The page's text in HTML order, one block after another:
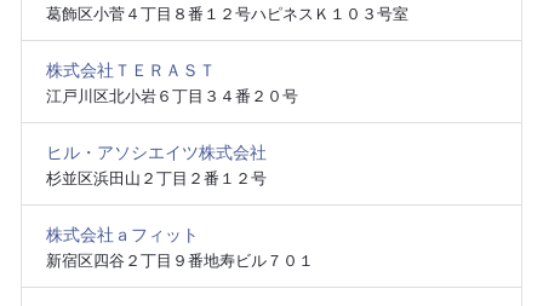
葛飾区小菅４丁目８番１２号ハピネスＫ１０３号室
株式会社ＴＥＲＡＳＴ
江戸川区北小岩６丁目３４番２０号
ヒル・アソシエイツ株式会社
杉並区浜田山２丁目２番１２号
株式会社ａフィット
新宿区四谷２丁目９番地寿ビル７０１